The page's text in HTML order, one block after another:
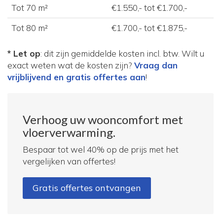
Tot 70 m²
€1.550,- tot €1.700,-
Tot 80 m²
€1.700,- tot €1.875,-
* Let op: dit zijn gemiddelde kosten incl. btw. Wilt u
exact weten wat de kosten zijn? Vraag dan
vrijblijvend en gratis offertes aan!
Verhoog uw wooncomfort met
vloerverwarming.
Bespaar tot wel 40% op de prijs met het
vergelijken van offertes!
Gratis offertes ontvangen